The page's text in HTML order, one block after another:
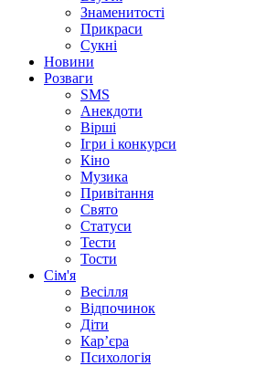
Знаменитості
Прикраси
Сукні
Новини
Розваги
SMS
Анекдоти
Вірші
Ігри і конкурси
Кіно
Музика
Привітання
Свято
Статуси
Тести
Тости
Сім'я
Весілля
Відпочинок
Діти
Кар’єра
Психологія